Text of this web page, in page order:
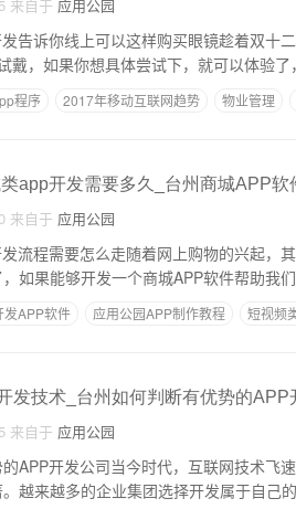
来自于 应用公园
告诉你线上可以这样购买眼镜趁着双十
戴，如果你想具体尝试下，就可以体验
程序 2017年移动互联网趋势 物业管理
app开发需要多久_台州商城APP软
来自于 应用公园
流程需要怎么走随着网上购物的兴起，
如果能够开发一个商城APP软件帮助我
发APP软件 应用公园APP制作教程 短视频
发技术_台州如何判断有优势的APP
来自于 应用公园
APP开发公司当今时代，互联网技术飞
越来越多的企业集团选择开发属于自己